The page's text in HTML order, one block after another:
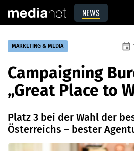
NEWS
MARKETING & MEDIA event
Campaigning
„Great Place to
Platz 3 bei der Wahl der
Österreichs – bester